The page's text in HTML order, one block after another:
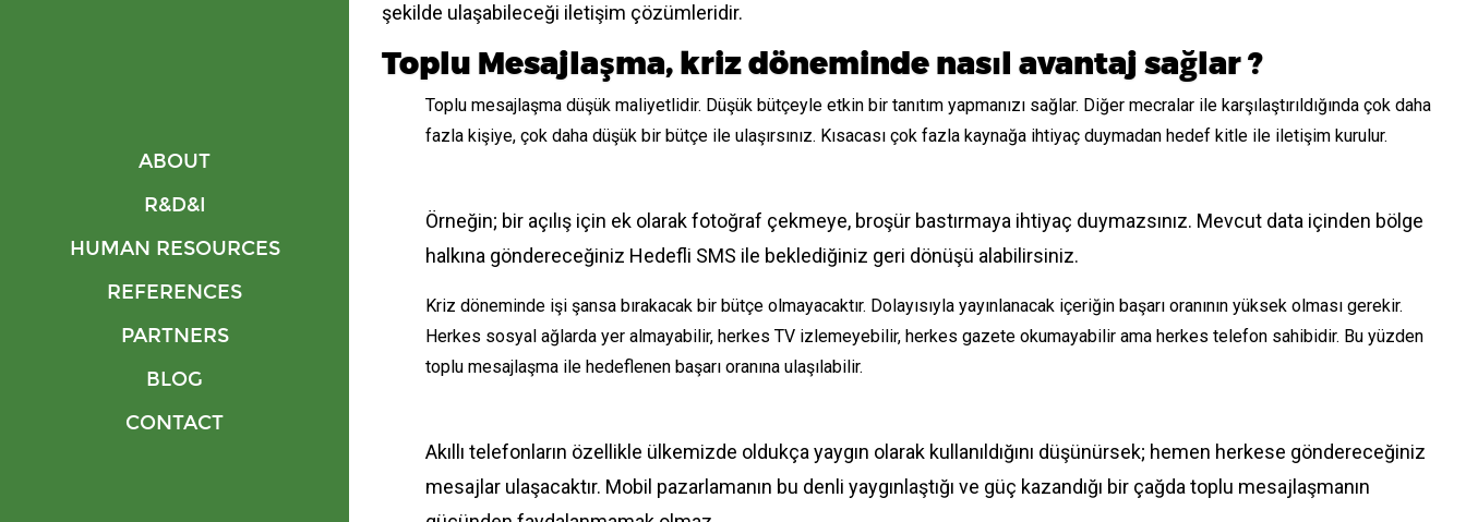
ABOUT
R&D&I
HUMAN RESOURCES
REFERENCES
PARTNERS
BLOG
CONTACT
şekilde ulaşabileceği iletişim çözümleridir.
Toplu Mesajlaşma, kriz döneminde nasıl avantaj sağlar ?
Toplu mesajlaşma düşük maliyetlidir. Düşük bütçeyle etkin bir tanıtım yapmanızı sağlar. Diğer mecralar ile karşılaştırıldığında çok daha
fazla kişiye, çok daha düşük bir bütçe ile ulaşırsınız. Kısacası çok fazla kaynağa ihtiyaç duymadan hedef kitle ile iletişim kurulur.
Örneğin; bir açılış için ek olarak fotoğraf çekmeye, broşür bastırmaya ihtiyaç duymazsınız. Mevcut data içinden bölge
halkına göndereceğiniz Hedefli SMS ile beklediğiniz geri dönüşü alabilirsiniz.
Kriz döneminde işi şansa bırakacak bir bütçe olmayacaktır. Dolayısıyla yayınlanacak içeriğin başarı oranının yüksek olması gerekir.
Herkes sosyal ağlarda yer almayabilir, herkes TV izlemeyebilir, herkes gazete okumayabilir ama herkes telefon sahibidir. Bu yüzden
toplu mesajlaşma ile hedeflenen başarı oranına ulaşılabilir.
Akıllı telefonların özellikle ülkemizde oldukça yaygın olarak kullanıldığını düşünürsek; hemen herkese göndereceğiniz
mesajlar ulaşacaktır. Mobil pazarlamanın bu denli yaygınlaştığı ve güç kazandığı bir çağda toplu mesajlaşmanın